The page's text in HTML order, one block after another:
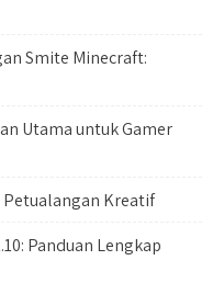
Smite Minecraft:
Utama untuk Gamer
Petualangan Kreatif
Panduan Lengkap